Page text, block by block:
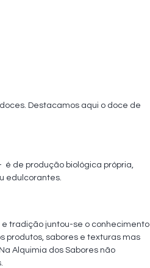
Destacamos aqui o doce de
de produção biológica própria,
edulcorantes.
tradição juntou-se o conhecimento
produtos, sabores e texturas mas
Alquimia dos Sabores não